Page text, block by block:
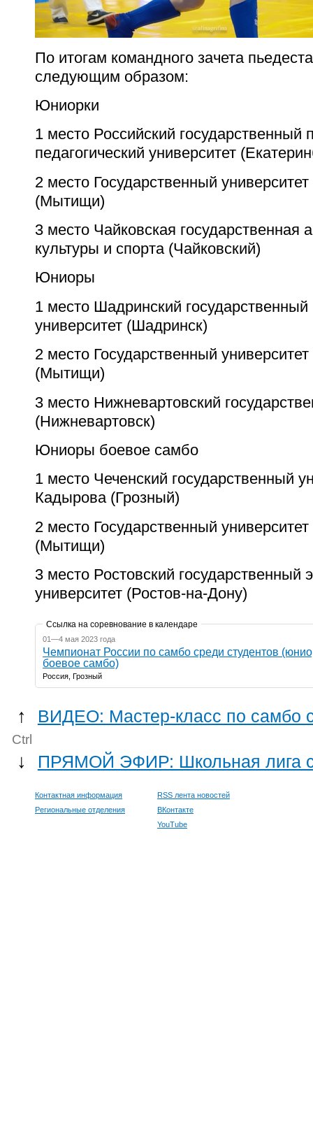
По итогам командного зачета
следующим образом:
Юниорки
1 место Российский государственный
педагогический университет
2 место Государственный
(Мытищи)
3 место Чайковская государственная
культуры и спорта (Чайковский)
Юниоры
1 место Шадринский государственный
университет (Шадринск)
2 место Государственный
(Мытищи)
3 место Нижневартовский
(Нижневартовск)
Юниоры боевое самбо
1 место Чеченский государственный
Кадырова (Грозный)
2 место Государственный
(Мытищи)
3 место Ростовский государственный
университет (Ростов-на-Дону)
Ссылка на соревнование в календаре
01—4 мая 2023 года
Чемпионат России по самбо среди студентов
боевое самбо)
Россия, Грозный
↑ ВИДЕО: Мастер-класс по самбо
Ctrl
↓ ПРЯМОЙ ЭФИР: Школьная лига
Контактная информация
Региональные отделения
RSS лента новостей
ВКонтакте
YouTube